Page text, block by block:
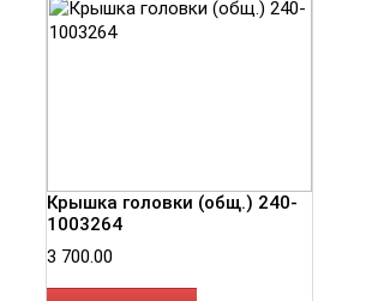
Крышка головки (общ.) 240-
1003264
3 700.00